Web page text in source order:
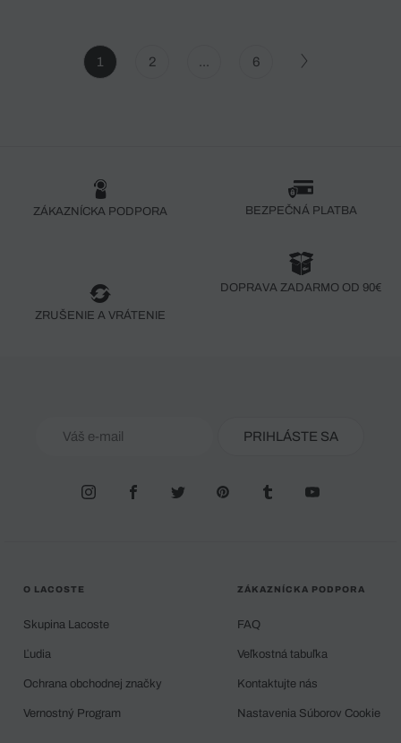
1 2 6
ZÁKAZNÍCKA PODPORA BEZPEČNÁ PLATBA
ZRUŠENIE A VRÁTENIE
DOPRAVA ZADARMO OD 90€
PRIHLÁSTE SA
O LACOSTE
Skupina Lacoste
Ľudia
Ochrana obchodnej značky
Vernostný Program
ZÁKAZNÍCKA PODPORA
FAQ
Veľkostná tabuľka
Kontaktujte nás
Nastavenia Súborov Cookie